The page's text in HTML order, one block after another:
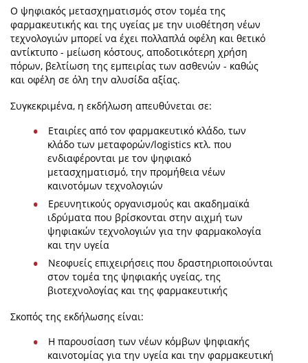
O ψηφιακός μετασχηματισμός στον τομέα της
φαρμακευτικής και της υγείας με την υιοθέτηση νέων
τεχνολογιών μπορεί να έχει πολλαπλά οφέλη και θετικό
αντίκτυπο - μείωση κόστους, αποδοτικότερη χρήση
πόρων, βελτίωση της εμπειρίας των ασθενών - καθώς
και οφέλη σε όλη την αλυσίδα αξίας.
Συγκεκριμένα, η εκδήλωση απευθύνεται σε:
Εταιρίες από τον φαρμακευτικό κλάδο, των
κλάδο των μεταφορών/logistics κτλ. που
ενδιαφέρονται με τον ψηφιακό
μετασχηματισμό, την προμήθεια νέων
καινοτόμων τεχνολογιών
Ερευνητικούς οργανισμούς και ακαδημαϊκά
ιδρύματα που βρίσκονται στην αιχμή των
ψηφιακών τεχνολογιών για την φαρμακολογία
και την υγεία
Νεοφυείς επιχειρήσεις που δραστηριοποιούνται
στον τομέα της ψηφιακής υγείας, της
βιοτεχνολογίας και της φαρμακευτικής
Σκοπός της εκδήλωσης είναι:
Η παρουσίαση των νέων κόμβων ψηφιακής
καινοτομίας για την υγεία και την φαρμακευτική